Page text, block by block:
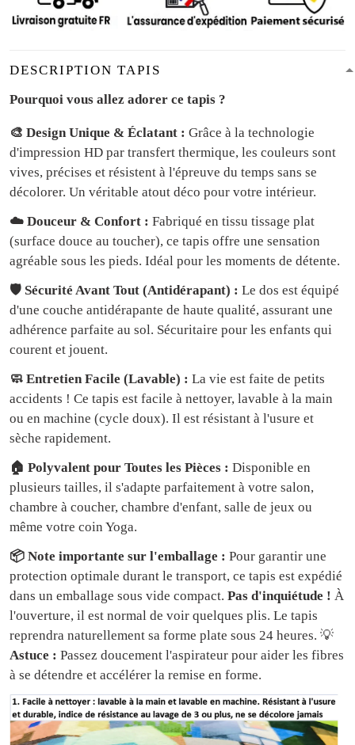
DESCRIPTION TAPIS
Pourquoi vous allez adorer ce tapis ?
🎨 Design Unique & Éclatant : Grâce à la technologie
d'impression HD par transfert thermique, les couleurs sont
vives, précises et résistent à l'épreuve du temps sans se
décolorer. Un véritable atout déco pour votre intérieur.
☁️ Douceur & Confort : Fabriqué en tissu tissage plat
(surface douce au toucher), ce tapis offre une sensation
agréable sous les pieds. Idéal pour les moments de détente.
🛡️ Sécurité Avant Tout (Antidérapant) : Le dos est équipé
d'une couche antidérapante de haute qualité, assurant une
adhérence parfaite au sol. Sécuritaire pour les enfants qui
courent et jouent.
🧼 Entretien Facile (Lavable) : La vie est faite de petits
accidents ! Ce tapis est facile à nettoyer, lavable à la main
ou en machine (cycle doux). Il est résistant à l'usure et
sèche rapidement.
🏠 Polyvalent pour Toutes les Pièces : Disponible en
plusieurs tailles, il s'adapte parfaitement à votre salon,
chambre à coucher, chambre d'enfant, salle de jeux ou
même votre coin Yoga.
📦 Note importante sur l'emballage : Pour garantir une
protection optimale durant le transport, ce tapis est expédié
dans un emballage sous vide compact. Pas d'inquiétude ! À
l'ouverture, il est normal de voir quelques plis. Le tapis
reprendra naturellement sa forme plate sous 24 heures. 💡
Astuce : Passez doucement l'aspirateur pour aider les fibres
à se détendre et accélérer la remise en forme.